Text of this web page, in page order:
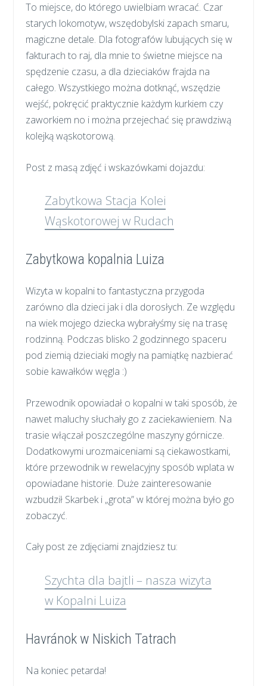
To miejsce, do którego uwielbiam wracać. Czar
starych lokomotyw, wszędobylski zapach smaru,
magiczne detale. Dla fotografów lubujących się w
fakturach to raj, dla mnie to świetne miejsce na
spędzenie czasu, a dla dzieciaków frajda na
całego. Wszystkiego można dotknąć, wszędzie
wejść, pokręcić praktycznie każdym kurkiem czy
zaworkiem no i można przejechać się prawdziwą
kolejką wąskotorową.
Post z masą zdjęć i wskazówkami dojazdu:
Zabytkowa Stacja Kolei
Wąskotorowej w Rudach
Zabytkowa kopalnia Luiza
Wizyta w kopalni to fantastyczna przygoda
zarówno dla dzieci jak i dla dorosłych. Ze względu
na wiek mojego dziecka wybrałyśmy się na trasę
rodzinną. Podczas blisko 2 godzinnego spaceru
pod ziemią dzieciaki mogły na pamiątkę nazbierać
sobie kawałków węgla :)
Przewodnik opowiadał o kopalni w taki sposób, że
nawet maluchy słuchały go z zaciekawieniem. Na
trasie włączał poszczególne maszyny górnicze.
Dodatkowymi urozmaiceniami są ciekawostkami,
które przewodnik w rewelacyjny sposób wplata w
opowiadane historie. Duże zainteresowanie
wzbudził Skarbek i „grota” w której można było go
zobaczyć.
Cały post ze zdjęciami znajdziesz tu:
Szychta dla bajtli – nasza wizyta
w Kopalni Luiza
Havránok w Niskich Tatrach
Na koniec petarda!